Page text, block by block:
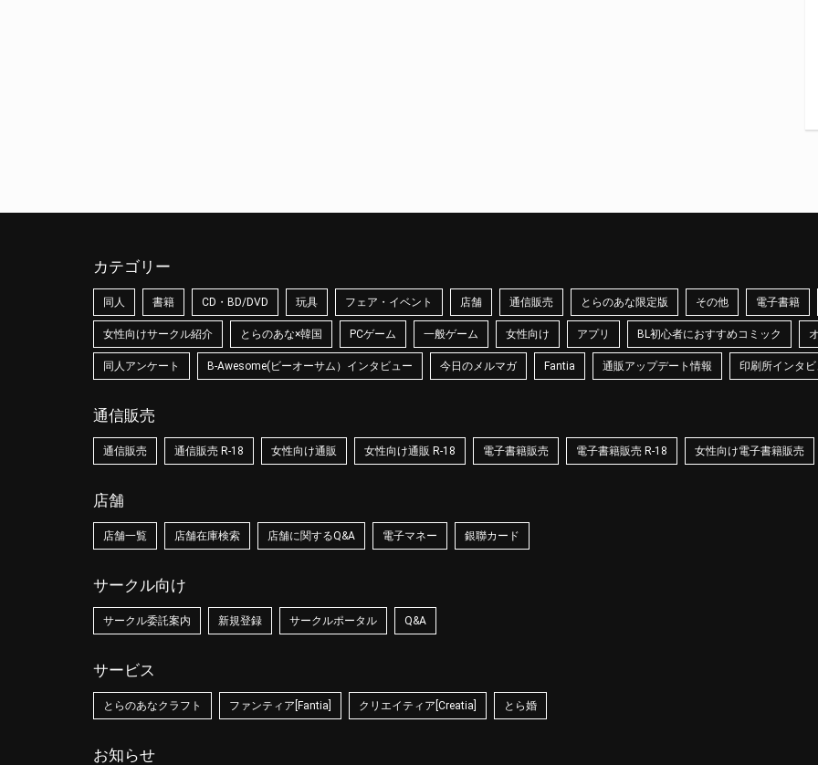
カテゴリー
同人 書籍 CD・BD/DVD 玩具 フェア・イベント 店舗 通信販売 とらのあな限定版 その他 電子書籍
女性向けサークル紹介 とらのあな×韓国 PCゲーム 一般ゲーム 女性向け アプリ BL初心者におすすめコミック
同人アンケート B-Awesome(ビーオーサム）インタビュー 今日のメルマガ Fantia 通販アップデート情報 印刷所インタ
通信販売
通信販売 通信販売 R-18 女性向け通販 女性向け通販 R-18 電子書籍販売 電子書籍販売 R-18 女性向け電子書籍販売
店舗
店舗一覧 店舗在庫検索 店舗に関するQ&A 電子マネー 銀聯カード
サークル向け
サークル委託案内 新規登録 サークルポータル Q&A
サービス
とらのあなクラフト ファンティア[Fantia] クリエイティア[Creatia] とら婚
お知らせ